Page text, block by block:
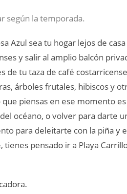
según la temporada.
Azul sea tu hogar lejos de
y salir al amplio balcón
de tu taza de café
árboles frutales, hibiscos y
piensas en ese momento
océano, o volver para darte
para deleitarte con la piña y
tienes pensado ir a Playa